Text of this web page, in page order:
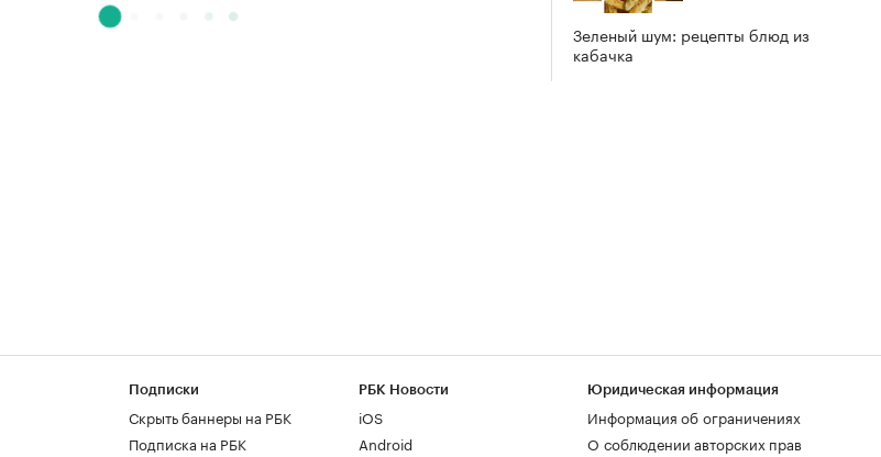
Зеленый шум: рецепты блюд из
кабачка
Подписки
Скрыть баннеры на РБК
Подписка на РБК
РБК Новости
iOS
Android
Юридическая информация
Информация об ограничениях
О соблюдении авторских прав